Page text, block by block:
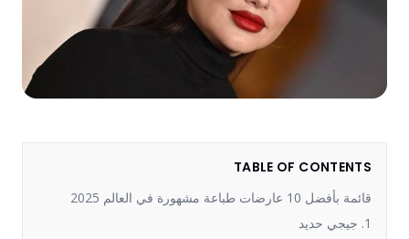
TABLE OF CONTENTS
قائمة بأفضل 10 عارضات طباعة مشهورة في العالم 2025
1. جيجي حديد